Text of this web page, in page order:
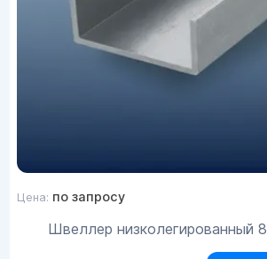
Цена: по запросу
Швеллер низколегированный